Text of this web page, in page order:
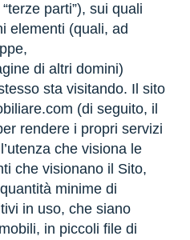
parti”), sui quali
elementi (quali, ad
di altri domini)
sta visitando. Il sito
(di seguito, il
rendere i propri servizi
che visiona le
che visionano il Sito,
minime di
in uso, che siano
in piccoli file di